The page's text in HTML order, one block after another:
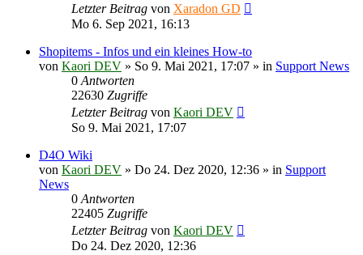
Letzter Beitrag von Xaradon GD
Mo 6. Sep 2021, 16:13
Shopitems - Infos und ein kleines How-to
von Kaori DEV » So 9. Mai 2021, 17:07 » in Support News
0 Antworten
22630 Zugriffe
Letzter Beitrag von Kaori DEV
So 9. Mai 2021, 17:07
D4O Wiki
von Kaori DEV » Do 24. Dez 2020, 12:36 » in Support
News
0 Antworten
22405 Zugriffe
Letzter Beitrag von Kaori DEV
Do 24. Dez 2020, 12:36